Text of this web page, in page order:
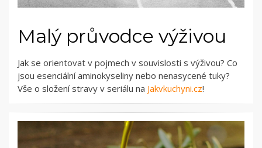
Malý průvodce výživou
Jak se orientovat v pojmech v souvislosti s výživou? Co
jsou esenciální aminokyseliny nebo nenasycené tuky?
Vše o složení stravy v seriálu na Jakvkuchyni.cz!